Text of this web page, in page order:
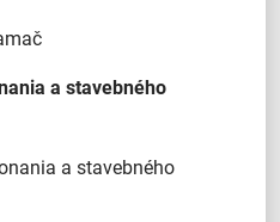
a stavebného
a stavebného